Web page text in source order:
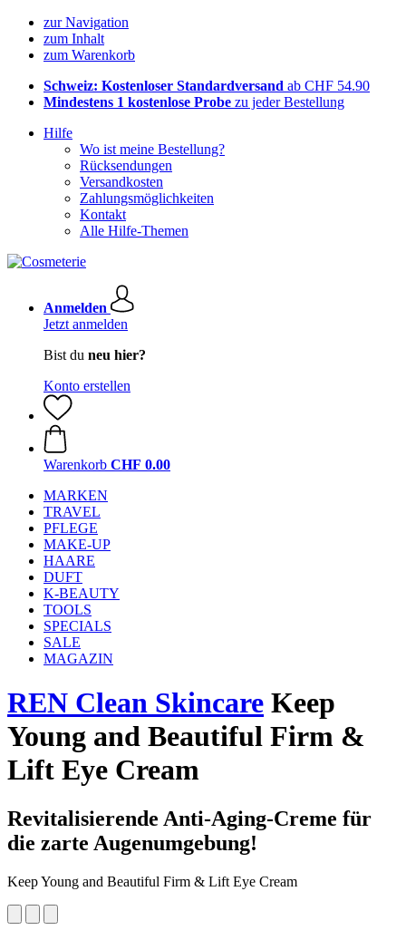
zur Navigation
zum Inhalt
zum Warenkorb
Schweiz: Kostenloser Standardversand ab CHF 54.90
Mindestens 1 kostenlose Probe zu jeder Bestellung
Hilfe
Wo ist meine Bestellung?
Rücksendungen
Versandkosten
Zahlungsmöglichkeiten
Kontakt
Alle Hilfe-Themen
Anmelden
Jetzt anmelden
Bist du neu hier?
Konto erstellen
Warenkorb CHF 0.00
MARKEN
TRAVEL
PFLEGE
MAKE-UP
HAARE
DUFT
K-BEAUTY
TOOLS
SPECIALS
SALE
MAGAZIN
REN Clean Skincare Keep
Young and Beautiful Firm &
Lift Eye Cream
Revitalisierende Anti-Aging-Creme für
die zarte Augenumgebung!
Keep Young and Beautiful Firm & Lift Eye Cream